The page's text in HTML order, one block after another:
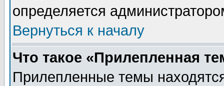
определяется
Вернуться к началу
Что такое «Прилепленная
Прилепленные темы